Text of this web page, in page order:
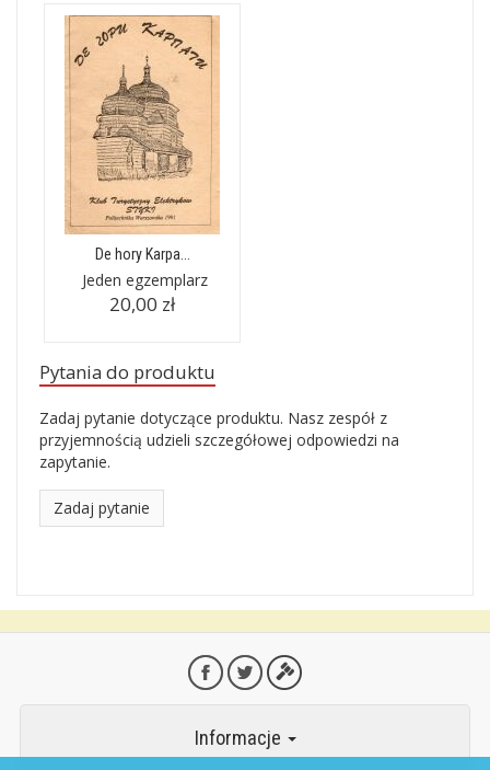
De hory Karpa...
Jeden egzemplarz
20,00 zł
Pytania do produktu
Zadaj pytanie dotyczące produktu. Nasz zespół z
przyjemnością udzieli szczegółowej odpowiedzi na
zapytanie.
Zadaj pytanie
Informacje